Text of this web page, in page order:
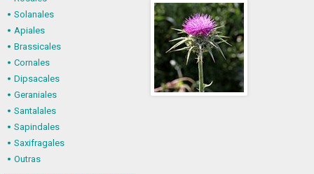
Solanales
Apiales
Brassicales
Cornales
Dipsacales
Geraniales
Santalales
Sapindales
Saxifragales
Outras